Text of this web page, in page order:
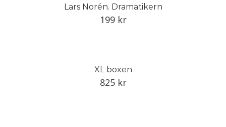
Lars Norén. Dramatikern
199 kr
XL boxen
825 kr